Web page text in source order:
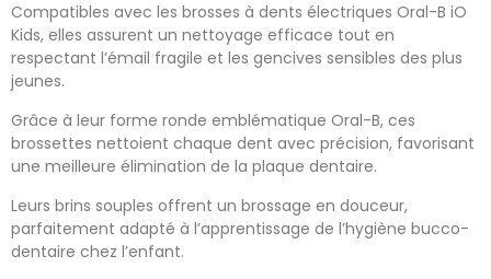
Compatibles avec les brosses à dents électriques Oral-B iO
Kids, elles assurent un nettoyage efficace tout en
respectant l’émail fragile et les gencives sensibles des plus
jeunes.
Grâce à leur forme ronde emblématique Oral-B, ces
brossettes nettoient chaque dent avec précision, favorisant
une meilleure élimination de la plaque dentaire.
Leurs brins souples offrent un brossage en douceur,
parfaitement adapté à l’apprentissage de l’hygiène bucco-
dentaire chez l’enfant.